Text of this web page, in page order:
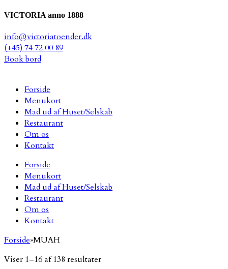
VICTORIA anno 1888
info@victoriatoender.dk
(+45) 74 72 00 89
Book bord
Forside
Menukort
Mad ud af Huset/Selskab
Restaurant
Om os
Kontakt
Forside
Menukort
Mad ud af Huset/Selskab
Restaurant
Om os
Kontakt
Forside»MUAH
Viser 1–16 af 138 resultater